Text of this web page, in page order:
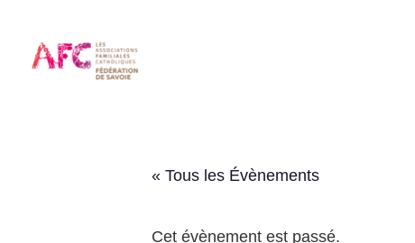
« Tous les Évènements
Cet évènement est passé.